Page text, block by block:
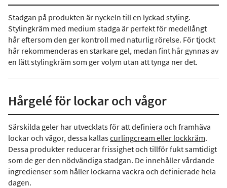
Stadgan på produkten är nyckeln till en lyckad styling.
Stylingkräm med medium stadga är perfekt för medellångt
hår eftersom den ger kontroll med naturlig rörelse. För tjockt
hår rekommenderas en starkare gel, medan fint hår gynnas av
en lätt stylingkräm som ger volym utan att tynga ner det.
Hårgelé för lockar och vågor
Särskilda geler har utvecklats för att definiera och framhäva
lockar och vågor, dessa kallascurlingcream eller lockkräm.
Dessa produkter reducerar frissighet och tillför fukt samtidigt
som de ger den nödvändiga stadgan. De innehåller vårdande
ingredienser som håller lockarna vackra och definierade hela
dagen.